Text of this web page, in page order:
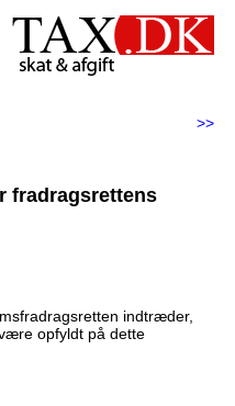
>>
fradragsrettens
indtræder,
opfyldt på dette